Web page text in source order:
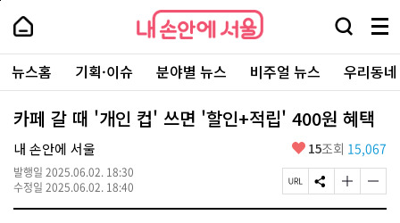
본
로
가
내
손
안
에
서
울
-
서
울
시
대
표
소
내
손
에
울
검
창
열
기
메
뉴
전
체
보
주
요
서
뉴스홈 기획·이슈 분야별 뉴스 비주얼 뉴스 우리동
카페 갈 때 '개인 컵' 쓰면 '할인+적립' 400원 혜택
내 손안에 서울
발행일 2025.06.02. 18:30
수정일 2025.06.02. 18:40
좋
요
15조회 15,067
페
이
S
N
글
자
글
자
페
상
단
로